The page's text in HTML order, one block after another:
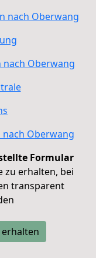
nach Oberwang
nach Oberwang
Oberwang
Formular
zu erhalten, bei
transparent